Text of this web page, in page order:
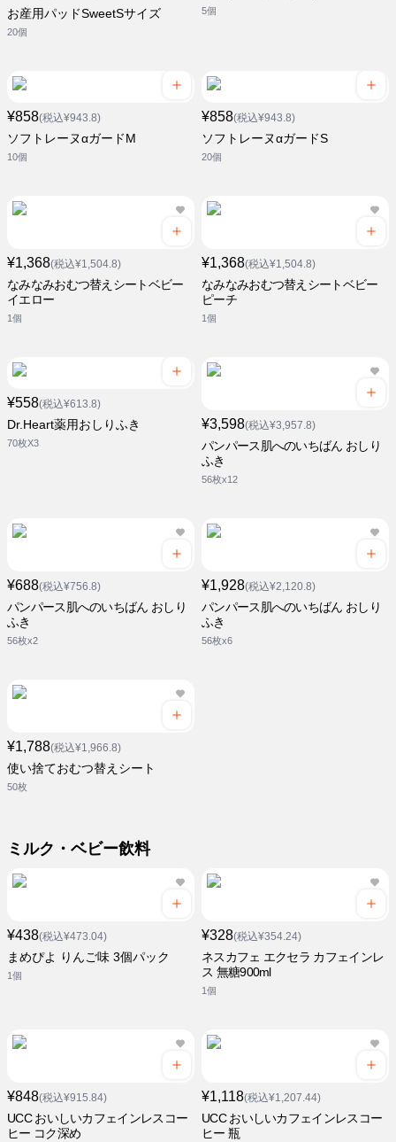
お産用パッドSweetSサイズ
20個
5個
¥858(税込¥943.8)
ソフトレーヌαガードM
10個
¥858(税込¥943.8)
ソフトレーヌαガードS
20個
¥1,368(税込¥1,504.8)
なみなみおむつ替えシートベビー
イエロー
1個
¥1,368(税込¥1,504.8)
なみなみおむつ替えシートベビー
ピーチ
1個
¥558(税込¥613.8)
Dr.Heart薬用おしりふき
70枚X3
¥3,598(税込¥3,957.8)
パンパース肌へのいちばん おしり
ふき
56枚x12
¥688(税込¥756.8)
パンパース肌へのいちばん おしり
ふき
56枚x2
¥1,928(税込¥2,120.8)
パンパース肌へのいちばん おしり
ふき
56枚x6
¥1,788(税込¥1,966.8)
使い捨ておむつ替えシート
50枚
ミルク・ベビー飲料
¥438(税込¥473.04)
まめぴよ りんご味 3個パック
1個
¥328(税込¥354.24)
ネスカフェ エクセラ カフェインレ
ス 無糖900ml
1個
¥848(税込¥915.84)
UCC おいしいカフェインレスコー
ヒー コク深め
¥1,118(税込¥1,207.44)
UCC おいしいカフェインレスコー
ヒー 瓶